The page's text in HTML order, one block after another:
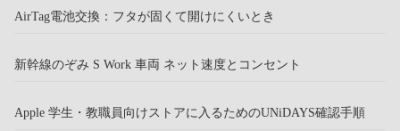
AirTag電池交換：フタが固くて開けにくいとき
新幹線のぞみ S Work 車両 ネット速度とコンセント
Apple 学生・教職員向けストアに入るためのUNiDAYS確認手順